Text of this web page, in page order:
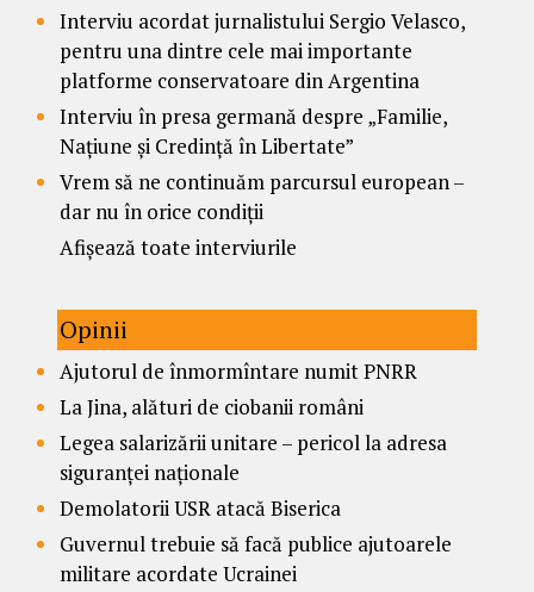
Interviu acordat jurnalistului Sergio Velasco,
pentru una dintre cele mai importante
platforme conservatoare din Argentina
Interviu în presa germană despre „Familie,
Națiune și Credință în Libertate”
Vrem să ne continuăm parcursul european –
dar nu în orice condiții
Afișează toate interviurile
Opinii
Ajutorul de înmormîntare numit PNRR
La Jina, alături de ciobanii români
Legea salarizării unitare – pericol la adresa
siguranței naționale
Demolatorii USR atacă Biserica
Guvernul trebuie să facă publice ajutoarele
militare acordate Ucrainei